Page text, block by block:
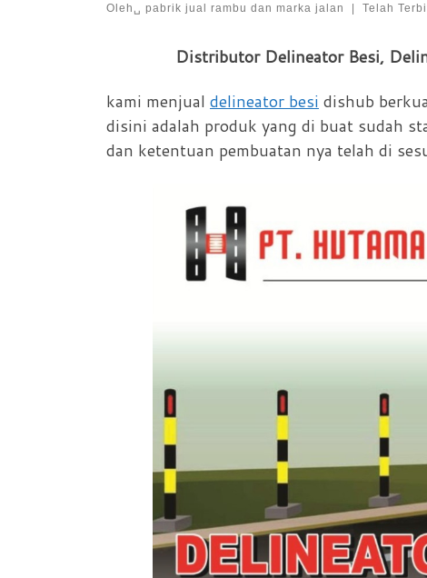
Oleh␣ pabrik jual rambu dan marka jalan Telah
Distributor Delineator Besi,
kami menjual delineator besi dishub
disini adalah produk yang di buat sudah
dan ketentuan pembuatan nya telah di